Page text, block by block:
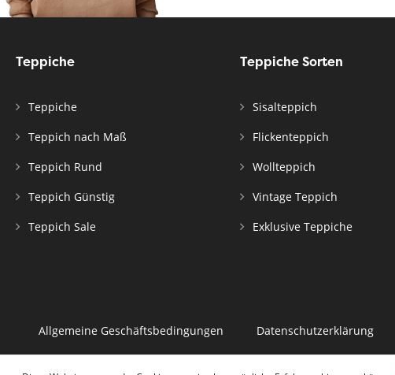
Teppiche
Teppiche
Teppich nach Maß
Teppich Rund
Teppich Günstig
Teppich Sale
Teppiche Sorten
Sisalteppich
Flickenteppich
Wollteppich
Vintage Teppich
Exklusive Teppiche
Allgemeine Geschäftsbedingungen Datenschutzerklärung